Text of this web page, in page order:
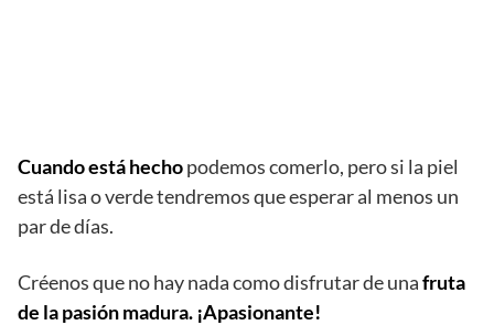
Cuando está hechopodemos comerlo, pero si la piel
está lisa o verde tendremos que esperar al menos un
par de días.
Créenos que no hay nada como disfrutar de unafruta
de la pasión madura. ¡Apasionante!